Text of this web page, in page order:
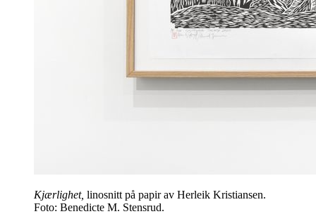
Kjærlighet, linosnitt på papir av Herleik Kristiansen.
Foto: Benedicte M. Stensrud.